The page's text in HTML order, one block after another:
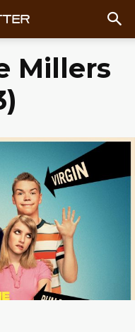
Millers